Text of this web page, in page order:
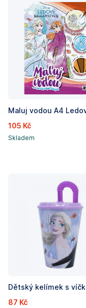
105 Kč
Skladem
87 Kč